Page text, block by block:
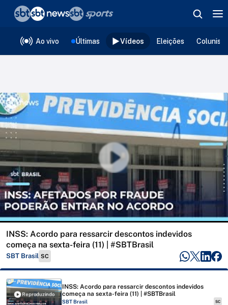
Ao vivo Últimas Vídeos Eleições
INSS: Acordo para ressarcir descontos indevidos
começa na sexta-feira (11) | #SBTBrasil
SBT Brasil SC
Reproduzindo
INSS: Acordo para ressarcir descontos indevidos
começa na sexta-feira (11) | #SBTBrasil
SBT Brasil SC
❮voltar
Editorias